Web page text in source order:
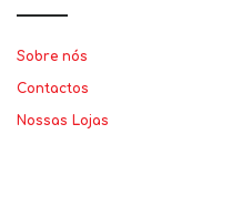
Sobre nós
Contactos
Nossas Lojas